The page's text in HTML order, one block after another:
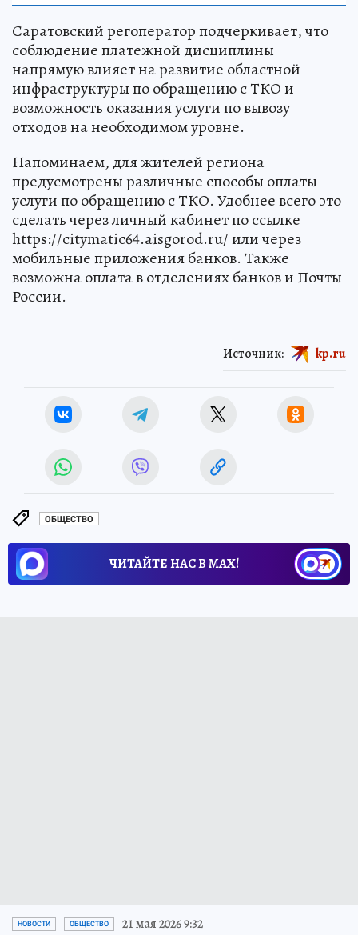
Саратовский регоператор подчеркивает, что
соблюдение платежной дисциплины
напрямую влияет на развитие областной
инфраструктуры по обращению с ТКО и
возможность оказания услуги по вывозу
отходов на необходимом уровне.
Напоминаем, для жителей региона
предусмотрены различные способы оплаты
услуги по обращению с ТКО. Удобнее всего это
сделать через личный кабинет по ссылке
https://citymatic64.aisgorod.ru/ или через
мобильные приложения банков. Также
возможна оплата в отделениях банков и Почты
России.
Источник: kp.ru
ОБЩЕСТВО
ЧИТАЙТЕ НАС В МАХ!
НОВОСТИ ОБЩЕСТВО 21 мая 2026 9:32